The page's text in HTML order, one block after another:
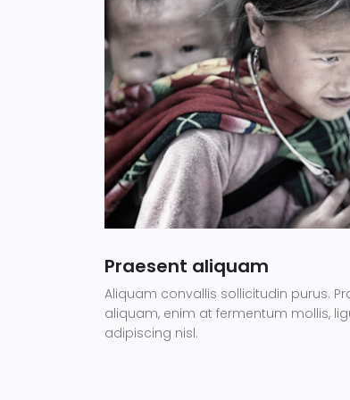
Praesent aliquam
Aliquam convallis sollicitudin purus.
aliquam, enim at fermentum mollis,
adipiscing nisl.